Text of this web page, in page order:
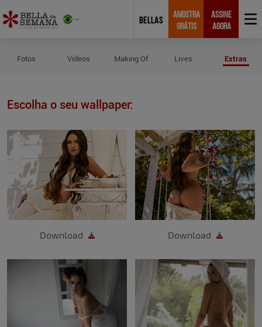
BELLAS
AMOSTRA
GRÁTIS
ASSINE
AGORA
Fotos Videos Making Of Lives Extras
Escolha o seu wallpaper:
Download Download